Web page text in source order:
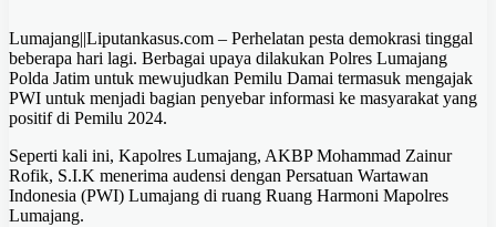
Lumajang||Liputankasus.com – Perhelatan pesta demokrasi tinggal
beberapa hari lagi. Berbagai upaya dilakukan Polres Lumajang
Polda Jatim untuk mewujudkan Pemilu Damai termasuk mengajak
PWI untuk menjadi bagian penyebar informasi ke masyarakat yang
positif di Pemilu 2024.
Seperti kali ini, Kapolres Lumajang, AKBP Mohammad Zainur
Rofik, S.I.K menerima audensi dengan Persatuan Wartawan
Indonesia (PWI) Lumajang di ruang Ruang Harmoni Mapolres
Lumajang.